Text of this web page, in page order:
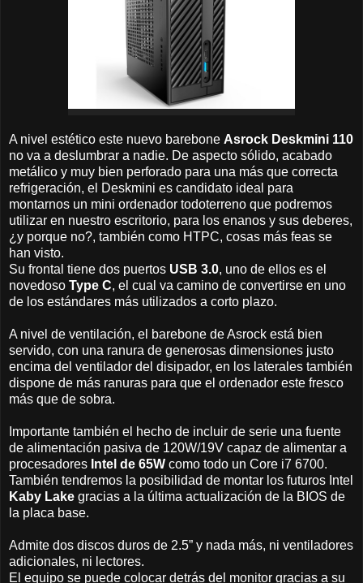
A nivel estético este nuevo barebone Asrock Deskmini 110
no va a deslumbrar a nadie. De aspecto sólido, acabado
metálico y muy bien perforado para una más que correcta
refrigeración, el Deskmini es candidato ideal para
montarnos un mini ordenador todoterreno que podremos
utilizar en nuestro escritorio, para los enanos y sus deberes,
¿y porque no?, también como HTPC, cosas más feas se
han visto.
Su frontal tiene dos puertos USB 3.0, uno de ellos es el
novedoso Type C, el cual va camino de convertirse en uno
de los estándares más utilizados a corto plazo.
A nivel de ventilación, el barebone de Asrock está bien
servido, con una ranura de generosas dimensiones justo
encima del ventilador del disipador, en los laterales también
dispone de más ranuras para que el ordenador este fresco
más que de sobra.
Importante también el hecho de incluir de serie una fuente
de alimentación pasiva de 120W/19V capaz de alimentar a
procesadores Intel de 65W como todo un Core i7 6700.
También tendremos la posibilidad de montar los futuros Intel
Kaby Lake gracias a la última actualización de la BIOS de
la placa base.
Admite dos discos duros de 2.5” y nada más, ni ventiladores
adicionales, ni lectores.
El equipo se puede colocar detrás del monitor gracias a su